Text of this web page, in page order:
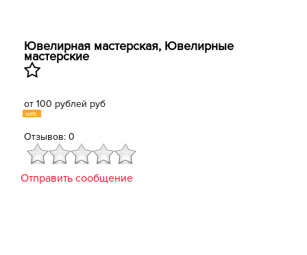
Ювелирная мастерская, Ювелирные
мастерские
от 100 рублей руб
шт.
Отзывов: 0
Отправить сообщение